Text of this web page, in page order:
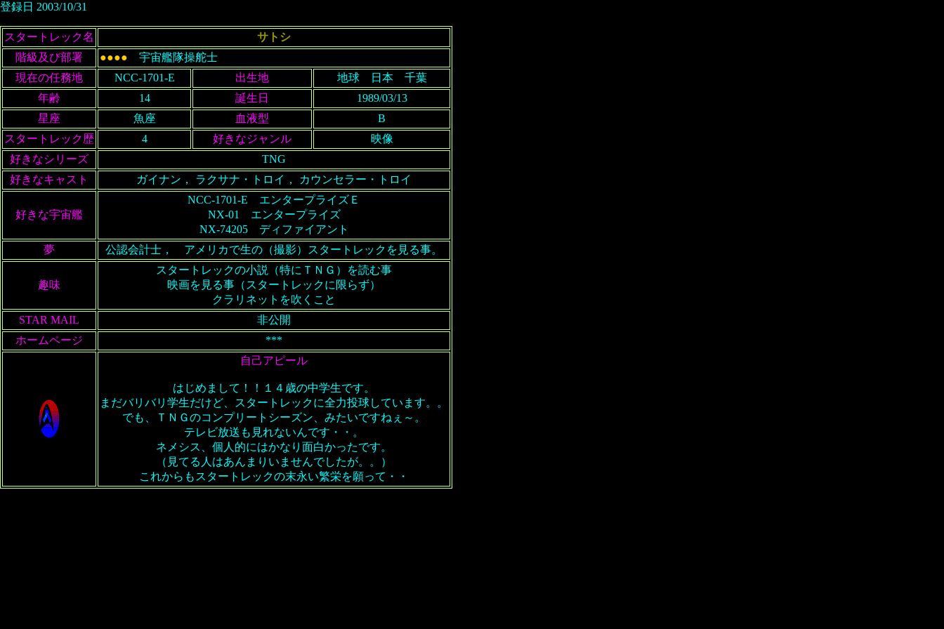
登録日 2003/10/31
スタートレック名
サトシ
階級及び部署
●●●● 宇宙艦隊操舵士
現在の任務地
NCC-1701-E 出生地
地球 日本 千葉
年齢
14 誕生日
1989/03/13
星座
魚座 血液型
B
スタートレック歴
4 好きなジャンル
映像
好きなシリーズ
TNG
好きなキャスト
ガイナン， ラクサナ・トロイ， カウンセラー・トロイ
好きな宇宙艦
NCC-1701-E エンタープライズＥ
NX-01 エンタープライズ
NX-74205 ディファイアント
夢
公認会計士， アメリカで生の（撮影）スタートレックを見る事。
趣味
スタートレックの小説（特にＴＮＧ）を読む事
映画を見る事（スタートレックに限らず）
クラリネットを吹くこと
STAR MAIL
非公開
ホームページ
***
自己アピール
はじめまして！！１４歳の中学生です。
まだバリバリ学生だけど、スタートレックに全力投球しています。。
でも、ＴＮＧのコンプリートシーズン、みたいですねぇ～。
テレビ放送も見れないんです・・。
ネメシス、個人的にはかなり面白かったです。
（見てる人はあんまりいませんでしたが。。）
これからもスタートレックの末永い繁栄を願って・・